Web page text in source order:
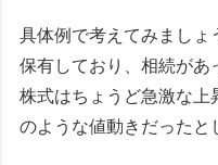
具体例で考えてみまし
保有しており、相続があ
株式はちょうど急激な上
のような値動きだったと